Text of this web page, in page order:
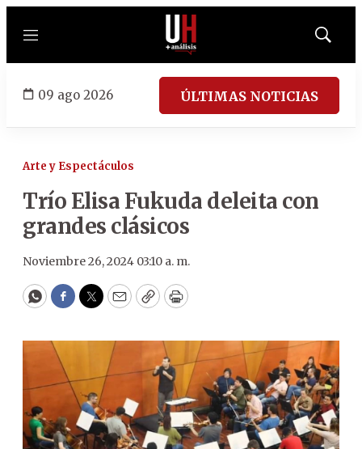
Menú
Mostrar
09 ago 2026 ÚLTIMAS NOTICIAS
Arte y Espectáculos
Trío Elisa Fukuda deleita con
grandes clásicos
Noviembre 26, 2024 03:10 a. m.
WhatsApp
Facebook
Twitter
EmailCopyPrint